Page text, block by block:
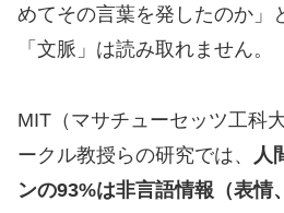
めてその言葉を発したのか」
「文脈」は読み取れません。
MIT（マサチューセッツ工科
ークル教授らの研究では、
人
ンの93%は非言語情報（表情